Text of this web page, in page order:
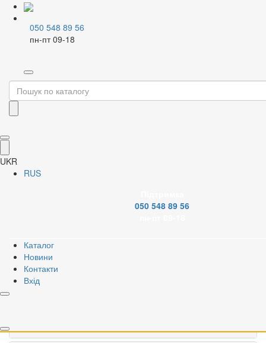
050 548 89 56
пн-пт 09-18
UKR
RUS
050 548 89 56
Каталог
Новини
Контакти
Вхід
Home Каталог
Застосувати
Скинути